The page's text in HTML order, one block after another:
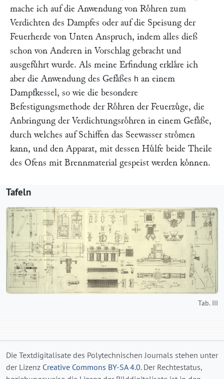
mache ich auf die Anwendung von Roͤhren zum
Verdichten des Dampfes oder auf die Speisung der
Feuerherde von Unten Anspruch, indem alles dieß
schon von Anderen in Vorschlag gebracht und
ausgefuͤhrt wurde. Als meine Erfindung erklaͤre ich
aber die Anwendung des Gefaͤßes h an einem
Dampfkessel, so wie die besondere
Befestigungsmethode der Roͤhren der Feuerzuͤge, die
Anbringung der Verdichtungsroͤhren in einem Gefaͤße,
durch welches auf Schiffen das Seewasser stroͤmen
kann, und den Apparat, mit dessen Huͤlfe beide Theile
des Ofens mit Brennmaterial gespeist werden koͤnnen.
Tafeln
Tab. III
Die Textdigitalisate des Polytechnischen Journals stehen unter
der Lizenz Creative Commons BY-SA 4.0. Der Rechtestatus,